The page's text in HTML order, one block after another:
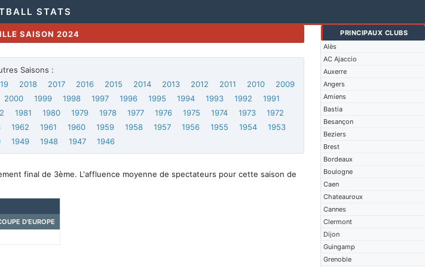
STATS
PRINCIPAUX CLUBS
Alès
AC Ajaccio
Auxerre
Angers
Amiens
Bastia
Besançon
Beziers
Brest
Bordeaux
Boulogne
Caen
Chateauroux
Cannes
Clermont
Dijon
Guingamp
Grenoble
SAISON 2024
Saisons :
2018 2017 2016 2015 2014 2013 2012 2011 2010
2009
2000 1999 1998 1997 1996 1995 1994 1993 1992
1991
1981 1980 1979 1978 1977 1976 1975 1974 1973
1972
1962 1961 1960 1959 1958 1957 1956 1955 1954
1953
1949 1948 1947 1946
final de 3ème. L'affluence moyenne de spectateurs pour cette saison de
D'EUROPE